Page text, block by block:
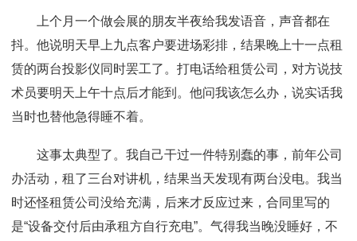
上个月一个做会展的朋友半夜给我发语音，声音都在
抖。他说明天早上九点客户要进场彩排，结果晚上十一点租
赁的两台投影仪同时罢工了。打电话给租赁公司，对方说技
术员要明天上午十点后才能到。他问我该怎么办，说实话我
当时也替他急得睡不着。
这事太典型了。我自己干过一件特别蠢的事，前年公司
办活动，租了三台对讲机，结果当天发现有两台没电。我当
时还怪租赁公司没给充满，后来才反应过来，合同里写的
是“设备交付后由承租方自行充电”。气得我当晚没睡好，不